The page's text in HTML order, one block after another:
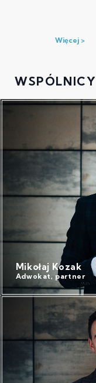
Więcej
WSPÓLNICY
Mikołaj Kozak
Adwokat, partner